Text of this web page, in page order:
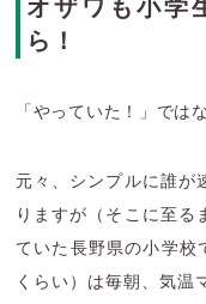
オザワも小学
ら！
「やっていた！」では
元々、シンプルに誰が
りますが（そこに至る
ていた長野県の小学校
くらい）は毎朝、気温